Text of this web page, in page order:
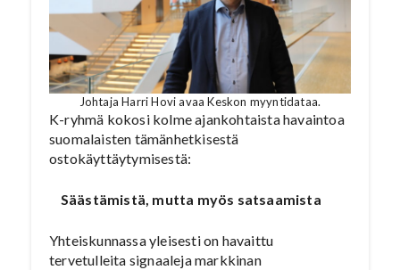
Johtaja Harri Hovi avaa Keskon myyntidataa.
K-ryhmä kokosi kolme ajankohtaista havaintoa
suomalaisten tämänhetkisestä
ostokäyttäytymisestä:
Säästämistä, mutta myös satsaamista
Yhteiskunnassa yleisesti on havaittu
tervetulleita signaaleja markkinan